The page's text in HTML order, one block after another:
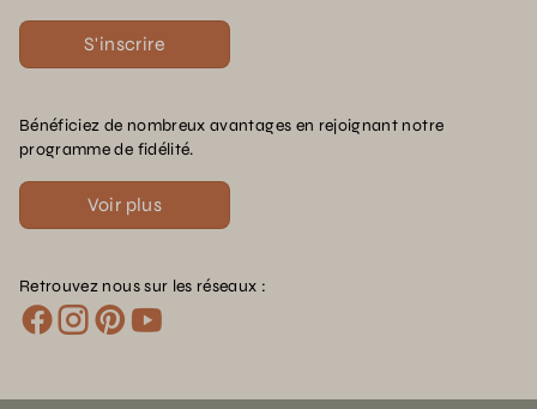
S'inscrire
Bénéficiez de nombreux avantages en rejoignant notre
programme de fidélité.
Voir plus
Retrouvez nous sur les réseaux :